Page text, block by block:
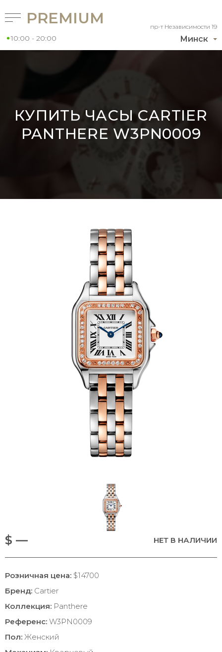
Минск
пр-т Независимости 19
PREMIUM
10:00 - 20:00
КУПИТЬ ЧАСЫ CARTIER
PANTHERE W3PN0009
$ — НЕТ В НАЛИЧИИ
Розничная цена: $14700
Бренд: Cartier
Коллекция: Panthere
Референс: W3PN0009
Пол: Женский